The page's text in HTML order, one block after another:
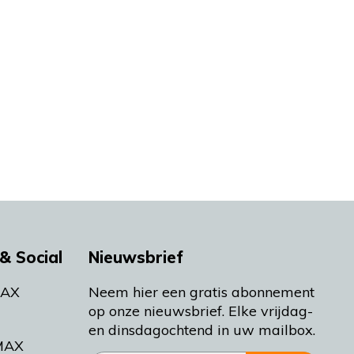
Social Nieuwsbrief
Neem hier een gratis abonnement
op onze nieuwsbrief. Elke vrijdag-
en dinsdagochtend in uw mailbox.